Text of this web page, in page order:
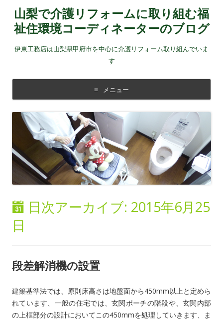
山梨で介護リフォームに取り組む福
祉住環境コーディネーターのブログ
伊東工務店は山梨県甲府市を中心に介護リフォーム取り組んでいま
す
メニュー
コンテンツに移動する
日次アーカイブ: 2015年6月25
日
段差解消機の設置
建築基準法では、原則床高さは地盤面から450mm以上と定めら
れています、一般の住宅では、玄関ポーチの階段や、玄関内部
の上框部分の設計においてこの450mmを処理していきます、ま